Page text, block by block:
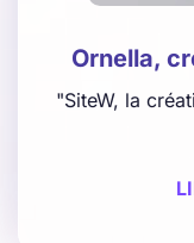
Ornella,
"SiteW, la